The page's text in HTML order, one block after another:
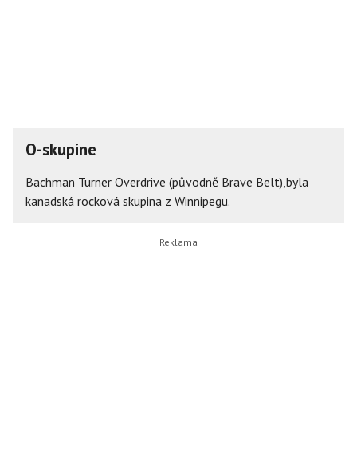
O-skupine
Bachman Turner Overdrive (původně Brave Belt),byla
kanadská rocková skupina z Winnipegu.